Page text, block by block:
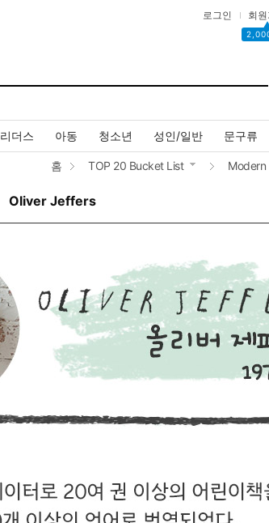
로그인 회
리더스 아동 청소년 성인/일반 문구류
홈 TOP 20 Bucket List Modern
Oliver Jeffers